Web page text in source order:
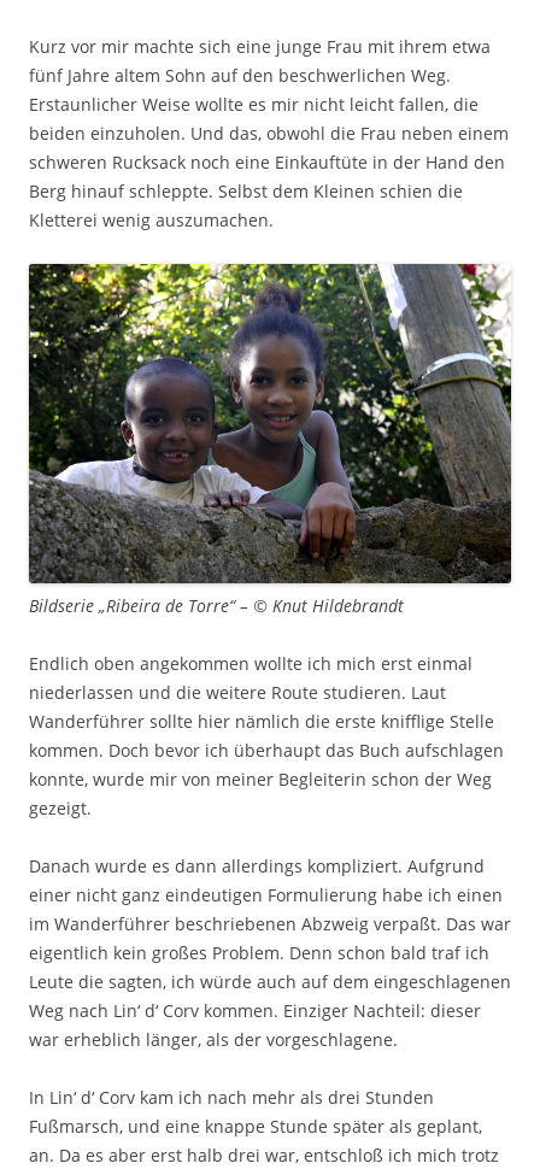
Kurz vor mir machte sich eine junge Frau mit ihrem etwa
fünf Jahre altem Sohn auf den beschwerlichen Weg.
Erstaunlicher Weise wollte es mir nicht leicht fallen, die
beiden einzuholen. Und das, obwohl die Frau neben einem
schweren Rucksack noch eine Einkauftüte in der Hand den
Berg hinauf schleppte. Selbst dem Kleinen schien die
Kletterei wenig auszumachen.
Bildserie „Ribeira de Torre“ – © Knut Hildebrandt
Endlich oben angekommen wollte ich mich erst einmal
niederlassen und die weitere Route studieren. Laut
Wanderführer sollte hier nämlich die erste knifflige Stelle
kommen. Doch bevor ich überhaupt das Buch aufschlagen
konnte, wurde mir von meiner Begleiterin schon der Weg
gezeigt.
Danach wurde es dann allerdings kompliziert. Aufgrund
einer nicht ganz eindeutigen Formulierung habe ich einen
im Wanderführer beschriebenen Abzweig verpaßt. Das war
eigentlich kein großes Problem. Denn schon bald traf ich
Leute die sagten, ich würde auch auf dem eingeschlagenen
Weg nach Lin‘ d‘ Corv kommen. Einziger Nachteil: dieser
war erheblich länger, als der vorgeschlagene.
In Lin‘ d‘ Corv kam ich nach mehr als drei Stunden
Fußmarsch, und eine knappe Stunde später als geplant,
an. Da es aber erst halb drei war, entschloß ich mich trotz